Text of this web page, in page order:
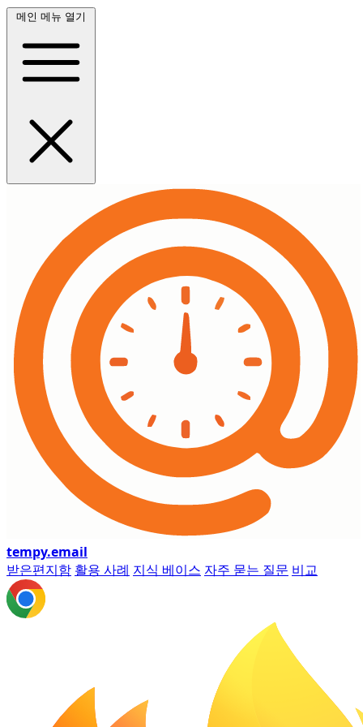
메인 메뉴 열기
tempy.email
받은편지함 활용 사례 지식 베이스 자주 묻는 질문 비교